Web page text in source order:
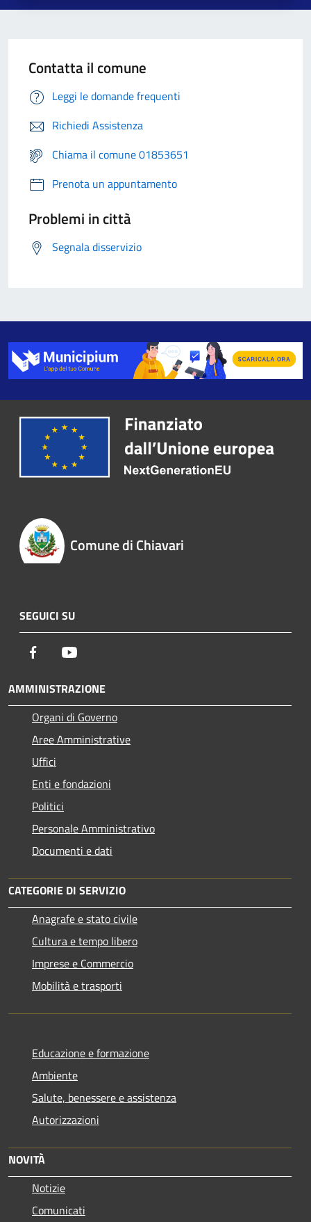
Contatta il comune
Leggi le domande frequenti
Richiedi Assistenza
Chiama il comune 01853651
Prenota un appuntamento
Problemi in città
Segnala disservizio
Comune di Chiavari
SEGUICI SU
Facebook
AMMINISTRAZIONE
Organi di Governo
Aree Amministrative
Uffici
Enti e fondazioni
Politici
Personale Amministrativo
Documenti e dati
CATEGORIE DI SERVIZIO
Anagrafe e stato civile
Cultura e tempo libero
Imprese e Commercio
Mobilità e trasporti
Educazione e formazione
Ambiente
Salute, benessere e assistenza
Autorizzazioni
NOVITÀ
Notizie
Comunicati